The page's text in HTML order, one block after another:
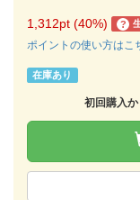
1,312pt (40%) ?
ポイントの使い方はこ
在庫あり
初回購入